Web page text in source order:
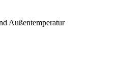
Außentemperatur